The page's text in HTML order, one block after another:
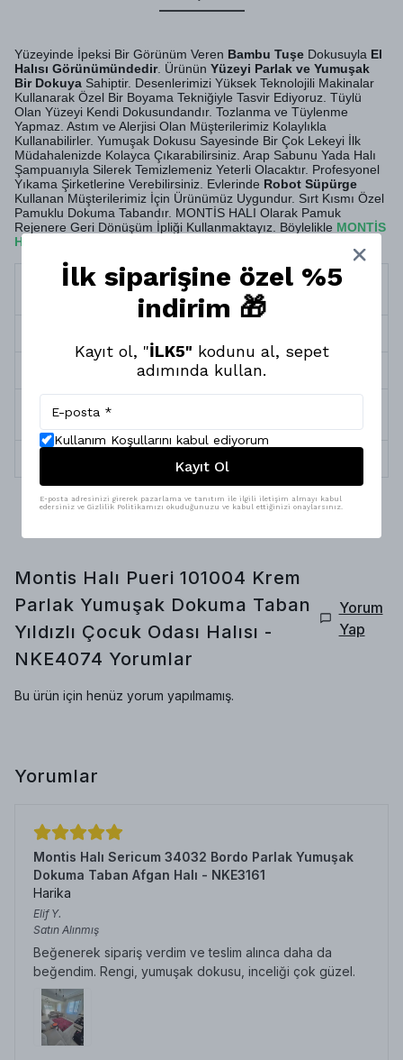
Yüzeyinde İpeksi Bir Görünüm Veren Bambu Tuşe Dokusuyla El
Halısı Görünümündedir. Ürünün Yüzeyi Parlak ve Yumuşak
Bir Dokuya Sahiptir. Desenlerimizi Yüksek Teknolojili Makinalar
Kullanarak Özel Bir Boyama Tekniğiyle Tasvir Ediyoruz. Tüylü
Olan Yüzeyi Kendi Dokusundandır. Tozlanma ve Tüylenme
Yapmaz. Astım ve Alerjisi Olan Müşterilerimiz Kolaylıkla
Kullanabilirler. Yumuşak Dokusu Sayesinde Bir Çok Lekeyi İlk
Müdahalenizde Kolayca Çıkarabilirsiniz. Arap Sabunu Yada Halı
Şampuanıyla Silerek Temizlemeniz Yeterli Olacaktır. Profesyonel
Yıkama Şirketlerine Verebilirsiniz. Evlerinde Robot Süpürge
Kullanan Müşterilerimiz İçin Ürünümüz Uygundur. Sırt Kısmı Özel
Pamuklu Dokuma Tabandır. MONTİS HALI Olarak Pamuk
Rejenere Geri Dönüşüm İpliği Kullanmaktayız. Böylelikle MONTİS
HALI
10 İş Günü
Yumuşak Dokuma Taban Halı
Yıkama &
Bakım
Pamuk, Polyester
Montis Halı Pueri 101004 Krem
Parlak Yumuşak Dokuma Taban
Yıldızlı Çocuk Odası Halısı -
NKE4074 Yorumlar
Yorum
Yap
Bu ürün için henüz yorum yapılmamış.
Yorumlar
Montis Halı Sericum 34032 Bordo Parlak Yumuşak
Dokuma Taban Afgan Halı - NKE3161
Harika
Elif Y.
Satın Alınmış
Beğenerek sipariş verdim ve teslim alınca daha da
beğendim. Rengi, yumuşak dokusu, inceliği çok güzel.
İlk siparişine özel %5
indirim 🎁
Kayıt ol, "İLK5" kodunu al, sepet
adımında kullan.
Kullanım Koşullarını kabul ediyorum
Kayıt Ol
E-posta adresinizi girerek pazarlama ve tanıtım ile ilgili iletişim almayı kabul
edersiniz ve Gizlilik Politikamızı okuduğunuzu ve kabul ettiğinizi onaylarsınız.